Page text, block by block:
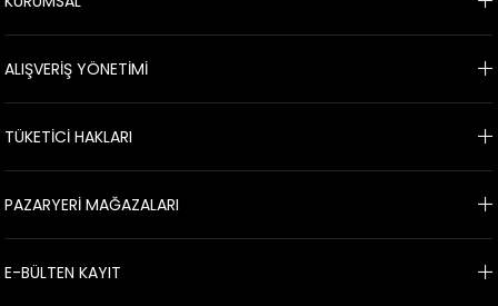
ALIŞVERİŞ YÖNETİMİ
TÜKETİCİ HAKLARI
PAZARYERİ MAĞAZALARI
E-BÜLTEN KAYIT